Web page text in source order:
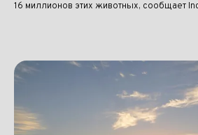
16 миллионов этих животных, сообщает